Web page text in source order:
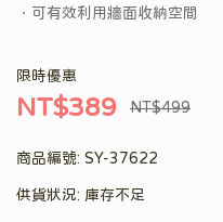
．可有效利用牆面收納空間
限時優惠
NT$389 NT$499
商品編號: SY-37622
供貨狀況: 庫存不足